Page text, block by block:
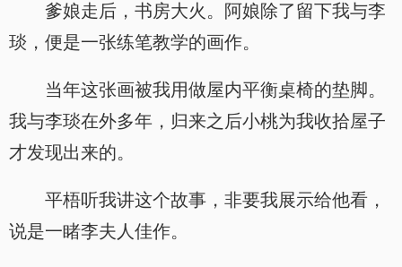
爹娘走后，书房大火。阿娘除了留下我与李
琰，便是一张练笔教学的画作。
当年这张画被我用做屋内平衡桌椅的垫脚。
我与李琰在外多年，归来之后小桃为我收拾屋子
才发现出来的。
平梧听我讲这个故事，非要我展示给他看，
说是一睹李夫人佳作。